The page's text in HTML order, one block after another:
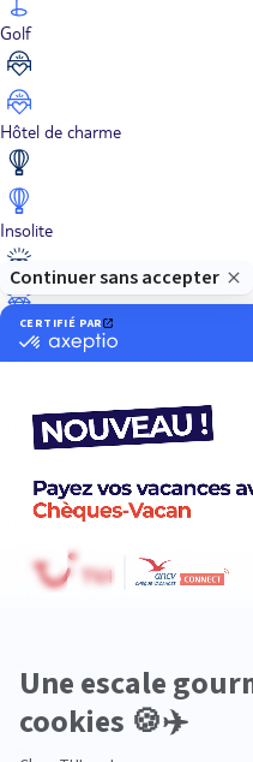
Golf
Hôtel de charme
Insolite
Luxe
Nature
Premium